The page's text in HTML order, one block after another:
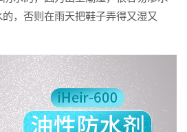
，否则在雨天把鞋子弄得又湿又